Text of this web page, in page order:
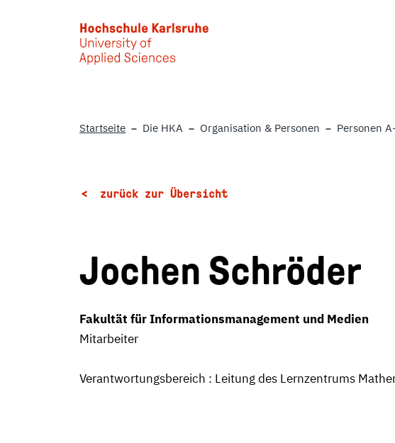
Startseite Die HKA Organisation & Personen Personen
zurück zur Übersicht
Jochen Schröder
Fakultät für Informationsmanagement und Medien
Mitarbeiter
Verantwortungsbereich : Leitung des Lernzentrums